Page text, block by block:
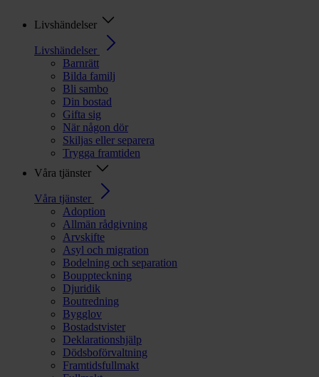
Livshändelser
Livshändelser
Barnrätt
Bilda familj
Bli sambo
Din bostad
Gifta sig
När någon dör
Skiljas eller separera
Trygga framtiden
Våra tjänster
Våra tjänster
Adoption
Allmän rådgivning
Arvskifte
Asyl och migration
Bodelning och separation
Bouppteckning
Djuridik
Boutredning
Bygglov
Bostadstvister
Deklarationshjälp
Dödsboförvaltning
Framtidsfullmakt